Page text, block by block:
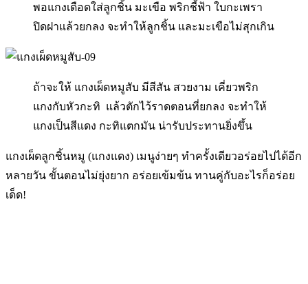
พอแกงเดือดใส่ลูกชิ้น มะเขือ พริกชี้ฟ้า ใบกะเพรา
ปิดฝาแล้วยกลง จะทำให้ลูกชิ้น และมะเขือไม่สุกเกิน
ถ้าจะให้ แกงเผ็ดหมูสับ มีสีสัน สวยงาม เคี่ยวพริก
แกงกับหัวกะทิ แล้วตักไว้ราดตอนที่ยกลง จะทำให้
แกงเป็นสีแดง กะทิแตกมัน น่ารับประทานยิ่งขึ้น
แกงเผ็ดลูกชิ้นหมู (แกงแดง) เมนูง่ายๆ ทำครั้งเดียวอร่อยไปได้อีก
หลายวัน ขั้นตอนไม่ยุ่งยาก อร่อยเข้มข้น ทานคู่กับอะไรก็อร่อย
เด็ด!